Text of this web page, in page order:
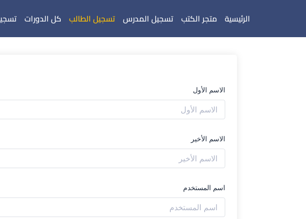
الرئيسية متجر الكتب تسجيل المدرس تسجيل الطالب كل الدورات
الاسم الأول
الاسم الأخير
اسم المستخدم